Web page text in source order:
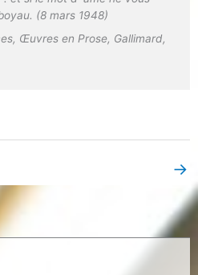
(8 mars 1948)
, Œuvres en Prose, Gallimard,
→